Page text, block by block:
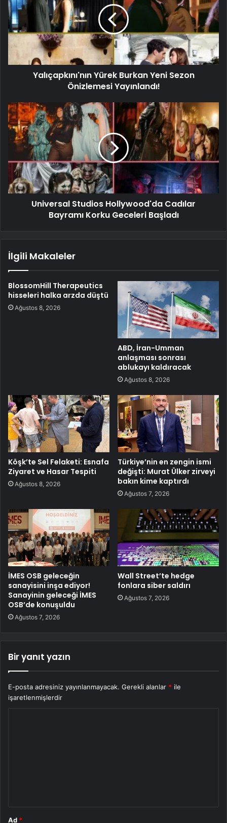
Yalıçapkını'nın Yürek Burkan Yeni Sezon
Önizlemesi Yayınlandı!
Universal Studios Hollywood'da Cadılar
Bayramı Korku Geceleri Başladı
İlgili Makaleler
BlossomHill Therapeutics
hisseleri halka arzda düştü
Ağustos 8, 2026
ABD, İran-Umman
anlaşması sonrası
ablukayı kaldıracak
Ağustos 8, 2026
Köşk’te Sel Felaketi: Esnafa
Ziyaret ve Hasar Tespiti
Ağustos 8, 2026
Türkiye’nin en zengin ismi
değişti: Murat Ülker zirveyi
bakın kime kaptırdı
Ağustos 7, 2026
İMES OSB geleceğin
sanayisini inşa ediyor!
Sanayinin geleceği İMES
OSB’de konuşuldu
Ağustos 7, 2026
Wall Street’te hedge
fonlara siber saldırı
Ağustos 7, 2026
Bir yanıt yazın
E-posta adresiniz yayınlanmayacak. Gerekli alanlar * ile
işaretlenmişlerdir
Ad *